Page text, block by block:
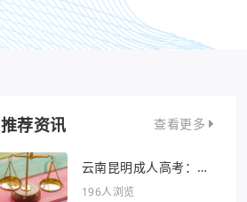
推荐资讯 查看更多
云南昆明成人高考：开
启人生新篇章
196人浏览